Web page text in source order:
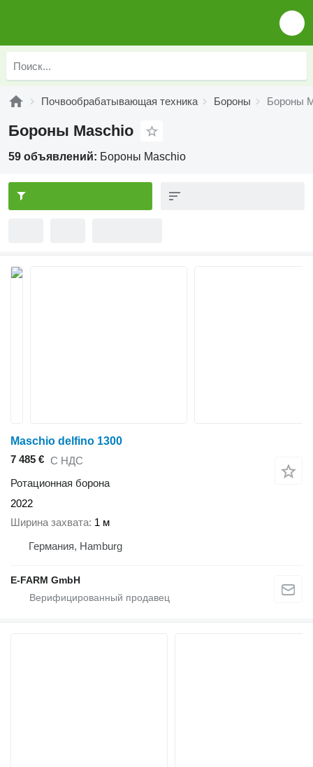
Почвообрабатывающая техника Бороны Бороны
Бороны Maschio
59 объявлений: Бороны Maschio
Maschio delfino 1300
7 485 € С НДС
Ротационная борона
2022
Ширина захвата 1 м
Германия, Hamburg
E-FARM GmbH